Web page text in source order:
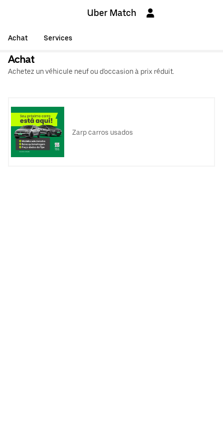
Uber Match
Achat Services
Achat
Achetez un véhicule neuf ou d'occasion à prix réduit.
Zarp carros usados